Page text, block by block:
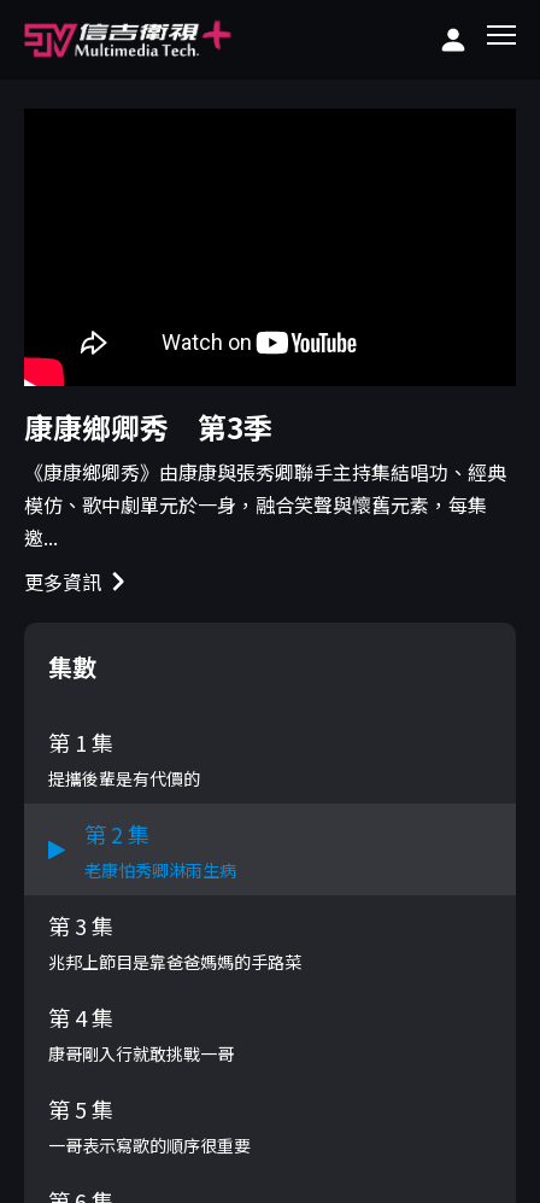
康康鄉卿秀 第3季
《康康鄉卿秀》由康康與張秀卿聯手主持集結唱功、經典
模仿、歌中劇單元於一身，融合笑聲與懷舊元素，每集
邀...
更多資訊
集數
第 1 集
提攜後輩是有代價的
第 2 集
老康怕秀卿淋雨生病
第 3 集
兆邦上節目是靠爸爸媽媽的手路菜
第 4 集
康哥剛入行就敢挑戰一哥
第 5 集
一哥表示寫歌的順序很重要